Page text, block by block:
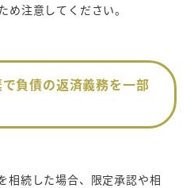
め注意してください。
負債の返済義務を一部
相続した場合、限定承認や相